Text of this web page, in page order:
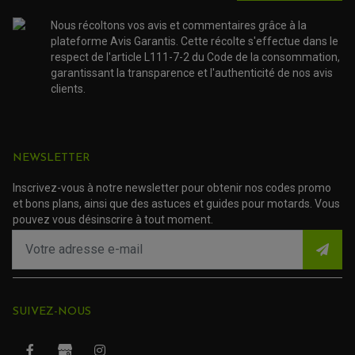
AMORTISSEUR DE COUPLE
EMBRAYAGE MOTO
KIT CHAÎNE MOTO
Nous récoltons vos avis et commentaires grâce à la
plateforme Avis Garantis. Cette récolte s'effectue dans le
respect de l'article L111-7-2 du Code de la consommation,
garantissant la transparence et l'authenticité de nos avis
clients.
NEWSLETTER
Inscrivez-vous à notre newsletter pour obtenir nos codes promo
et bons plans, ainsi que des astuces et guides pour motards. Vous
pouvez vous désinscrire à tout moment.
SUIVEZ-NOUS